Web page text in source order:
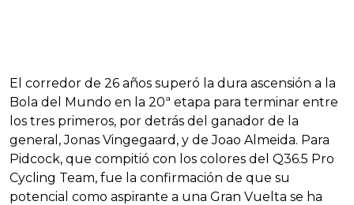
El corredor de 26 años superó la dura ascensión a la
Bola del Mundo en la 20ª etapa para terminar entre
los tres primeros, por detrás del ganador de la
general, Jonas Vingegaard, y de Joao Almeida. Para
Pidcock, que compitió con los colores del Q36.5 Pro
Cycling Team, fue la confirmación de que su
potencial como aspirante a una Gran Vuelta se ha